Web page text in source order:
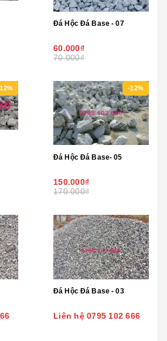
Đá Hộc Đá Base - 07
60.000₫
70.000₫
-12%
Đá Hộc Đá Base- 05
150.000₫
170.000₫
Đá Hộc Đá Base - 03
Liên hệ 0795 102 666